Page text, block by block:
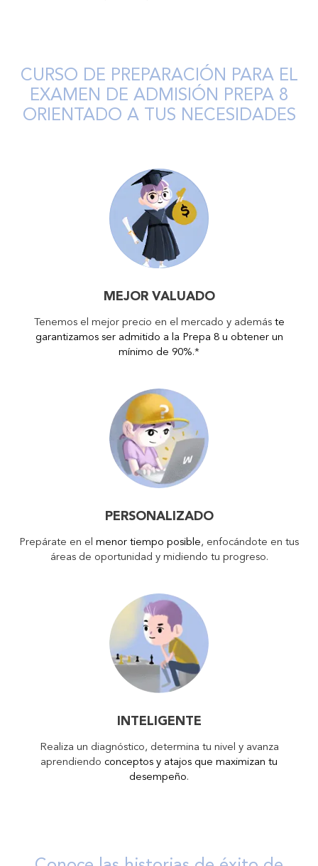
CURSO DE PREPARACIÓN PARA EL
EXAMEN DE ADMISIÓN PREPA 8
ORIENTADO A TUS NECESIDADES
MEJOR VALUADO
Tenemos el mejor precio en el mercado y además te
garantizamos ser admitido a la Prepa 8 u obtener un
mínimo de 90%.*
PERSONALIZADO
Prepárate en el menor tiempo posible, enfocándote en tus
áreas de oportunidad y midiendo tu progreso.
INTELIGENTE
Realiza un diagnóstico, determina tu nivel y avanza
aprendiendo conceptos y atajos que maximizan tu
desempeño.